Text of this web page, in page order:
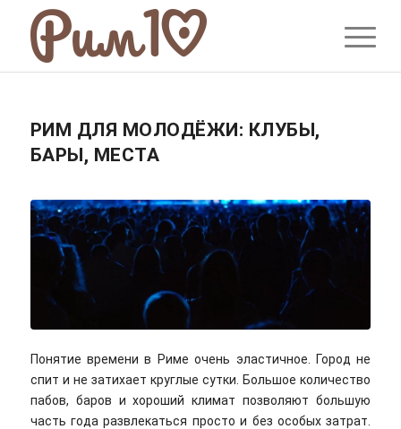
РИМ ДЛЯ МОЛОДЁЖИ: КЛУБЫ,
БАРЫ, МЕСТА
Понятие времени в Риме очень эластичное. Город не
спит и не затихает круглые сутки. Большое количество
пабов, баров и хороший климат позволяют большую
часть года развлекаться просто и без особых затрат.